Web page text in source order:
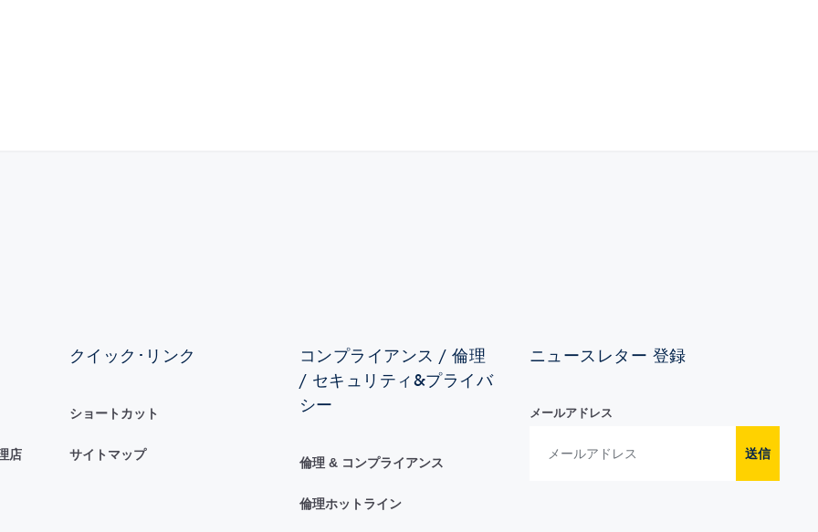
店
クイック･リンク
ショートカット
サイトマップ
コンプライアンス / 倫理
/ セキュリティ&プライバ
シー
倫理 & コンプライアンス
倫理ホットライン
ニュースレター 登録
メールアドレス
送信